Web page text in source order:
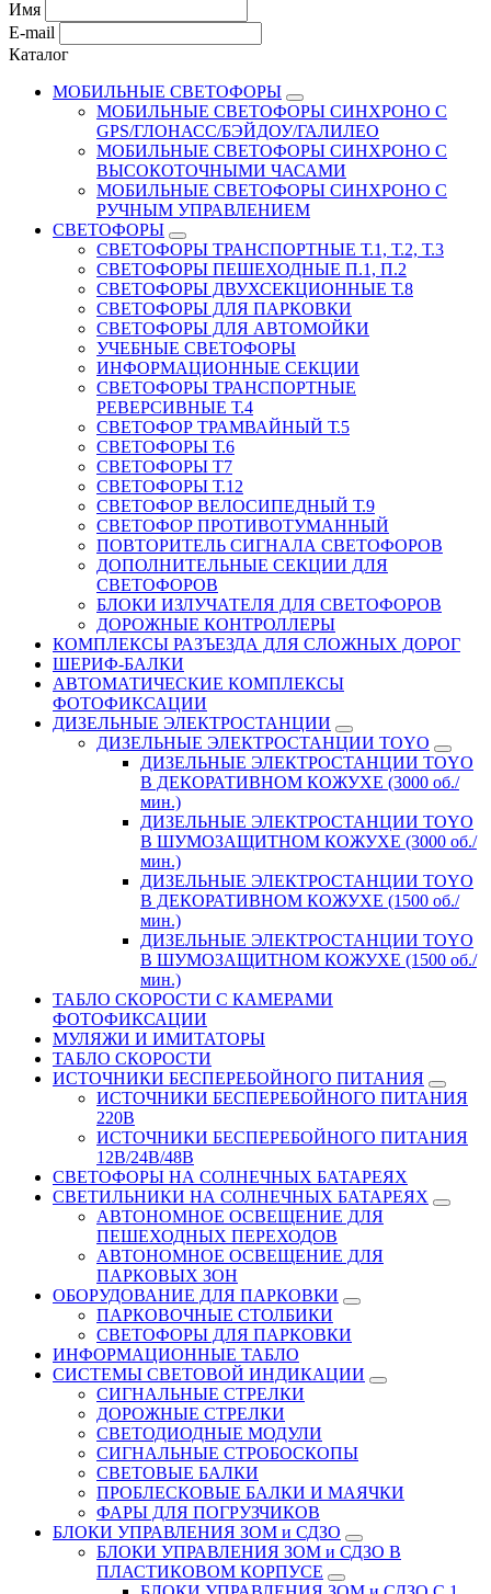
Имя
E-mail
Каталог
МОБИЛЬНЫЕ СВЕТОФОРЫ
МОБИЛЬНЫЕ СВЕТОФОРЫ СИНХРОНО С
GPS/ГЛОНАСС/БЭЙДОУ/ГАЛИЛЕО
МОБИЛЬНЫЕ СВЕТОФОРЫ СИНХРОНО С
ВЫСОКОТОЧНЫМИ ЧАСАМИ
МОБИЛЬНЫЕ СВЕТОФОРЫ СИНХРОНО С
РУЧНЫМ УПРАВЛЕНИЕМ
СВЕТОФОРЫ
СВЕТОФОРЫ ТРАНСПОРТНЫЕ Т.1, Т.2, Т.3
СВЕТОФОРЫ ПЕШЕХОДНЫЕ П.1, П.2
СВЕТОФОРЫ ДВУХСЕКЦИОННЫЕ Т.8
СВЕТОФОРЫ ДЛЯ ПАРКОВКИ
СВЕТОФОРЫ ДЛЯ АВТОМОЙКИ
УЧЕБНЫЕ СВЕТОФОРЫ
ИНФОРМАЦИОННЫЕ СЕКЦИИ
СВЕТОФОРЫ ТРАНСПОРТНЫЕ
РЕВЕРСИВНЫЕ Т.4
СВЕТОФОР ТРАМВАЙНЫЙ Т.5
СВЕТОФОРЫ Т.6
СВЕТОФОРЫ Т7
СВЕТОФОРЫ Т.12
СВЕТОФОР ВЕЛОСИПЕДНЫЙ Т.9
СВЕТОФОР ПРОТИВОТУМАННЫЙ
ПОВТОРИТЕЛЬ СИГНАЛА СВЕТОФОРОВ
ДОПОЛНИТЕЛЬНЫЕ СЕКЦИИ ДЛЯ
СВЕТОФОРОВ
БЛОКИ ИЗЛУЧАТЕЛЯ ДЛЯ СВЕТОФОРОВ
ДОРОЖНЫЕ КОНТРОЛЛЕРЫ
КОМПЛЕКСЫ РАЗЪЕЗДА ДЛЯ СЛОЖНЫХ ДОРОГ
ШЕРИФ-БАЛКИ
АВТОМАТИЧЕСКИЕ КОМПЛЕКСЫ
ФОТОФИКСАЦИИ
ДИЗЕЛЬНЫЕ ЭЛЕКТРОСТАНЦИИ
ДИЗЕЛЬНЫЕ ЭЛЕКТРОСТАНЦИИ TOYO
ДИЗЕЛЬНЫЕ ЭЛЕКТРОСТАНЦИИ TOYO
В ДЕКОРАТИВНОМ КОЖУХЕ (3000 об./
мин.)
ДИЗЕЛЬНЫЕ ЭЛЕКТРОСТАНЦИИ TOYO
В ШУМОЗАЩИТНОМ КОЖУХЕ (3000 об./
мин.)
ДИЗЕЛЬНЫЕ ЭЛЕКТРОСТАНЦИИ TOYO
В ДЕКОРАТИВНОМ КОЖУХЕ (1500 об./
мин.)
ДИЗЕЛЬНЫЕ ЭЛЕКТРОСТАНЦИИ TOYO
В ШУМОЗАЩИТНОМ КОЖУХЕ (1500 об./
мин.)
ТАБЛО СКОРОСТИ С КАМЕРАМИ
ФОТОФИКСАЦИИ
МУЛЯЖИ И ИМИТАТОРЫ
ТАБЛО СКОРОСТИ
ИСТОЧНИКИ БЕСПЕРЕБОЙНОГО ПИТАНИЯ
ИСТОЧНИКИ БЕСПЕРЕБОЙНОГО ПИТАНИЯ
220В
ИСТОЧНИКИ БЕСПЕРЕБОЙНОГО ПИТАНИЯ
12В/24В/48В
СВЕТОФОРЫ НА СОЛНЕЧНЫХ БАТАРЕЯХ
СВЕТИЛЬНИКИ НА СОЛНЕЧНЫХ БАТАРЕЯХ
АВТОНОМНОЕ ОСВЕЩЕНИЕ ДЛЯ
ПЕШЕХОДНЫХ ПЕРЕХОДОВ
АВТОНОМНОЕ ОСВЕЩЕНИЕ ДЛЯ
ПАРКОВЫХ ЗОН
ОБОРУДОВАНИЕ ДЛЯ ПАРКОВКИ
ПАРКОВОЧНЫЕ СТОЛБИКИ
СВЕТОФОРЫ ДЛЯ ПАРКОВКИ
ИНФОРМАЦИОННЫЕ ТАБЛО
CИСТЕМЫ СВЕТОВОЙ ИНДИКАЦИИ
СИГНАЛЬНЫЕ СТРЕЛКИ
ДОРОЖНЫЕ СТРЕЛКИ
СВЕТОДИОДНЫЕ МОДУЛИ
СИГНАЛЬНЫЕ СТРОБОСКОПЫ
СВЕТОВЫЕ БАЛКИ
ПРОБЛЕСКОВЫЕ БАЛКИ И МАЯЧКИ
ФАРЫ ДЛЯ ПОГРУЗЧИКОВ
БЛОКИ УПРАВЛЕНИЯ ЗОМ и СДЗО
БЛОКИ УПРАВЛЕНИЯ ЗОМ и СДЗО В
ПЛАСТИКОВОМ КОРПУСЕ